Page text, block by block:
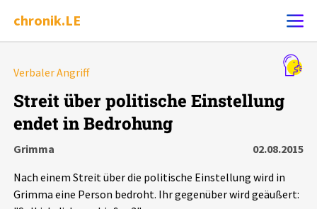
chronik.LE
Chronik
Verbaler Angriff
Streit über politische Einstellung
endet in Bedrohung
Grimma
02.08.2015
Nach einem Streit über die politische Einstellung wird in
Grimma eine Person bedroht. Ihr gegenüber wird geäußert:
Alle Ereignisse
7502 Ereignisse
Ereignisse Statistik